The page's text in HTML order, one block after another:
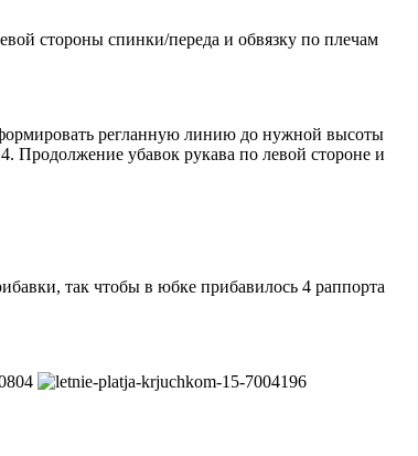
стороны спинки/переда и обвязку по плечам
регланную линию до нужной высоты
Продолжение убавок рукава по левой стороне и
так чтобы в юбке прибавилось 4 раппорта